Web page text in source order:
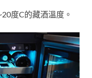
度C的藏酒溫度。